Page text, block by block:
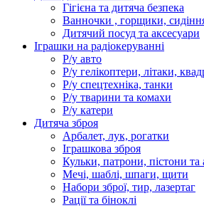
Гігієна та дитяча безпека
Ванночки , горщики,
Дитячий посуд та аксесуари
Іграшки на радіокеруванні
Р/у авто
Р/у гелікоптери, літаки,
Р/у спецтехніка, танки
Р/у тварини та комахи
Р/у катери
Дитяча зброя
Арбалет, лук, рогатки
Іграшкова зброя
Кульки, патрони, пістони та
Мечі, шаблі, шпаги, щити
Набори зброї, тир, лазертаг
Рації та біноклі